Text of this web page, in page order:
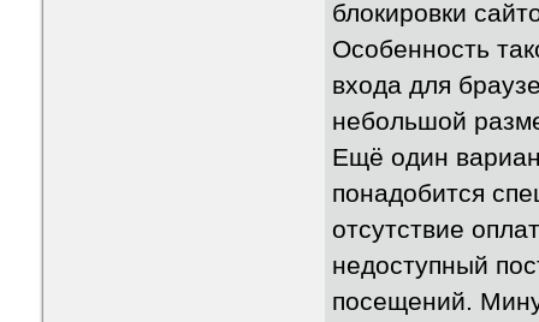
блокировки
Особенность
входа для
небольшой
Ещё один
понадобится
отсутствие
недоступный
посещений.